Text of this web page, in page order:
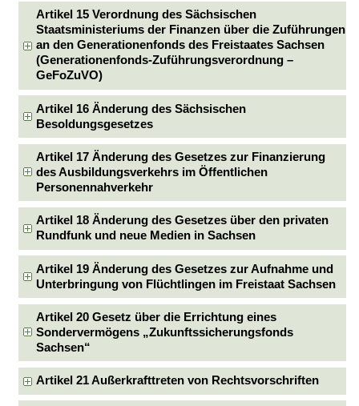
Artikel 15 Verordnung des Sächsischen
Staatsministeriums der Finanzen über die Zuführungen
an den Generationenfonds des Freistaates Sachsen
(Generationenfonds-Zuführungsverordnung –
GeFoZuVO)
Artikel 16 Änderung des Sächsischen
Besoldungsgesetzes
Artikel 17 Änderung des Gesetzes zur Finanzierung
des Ausbildungsverkehrs im Öffentlichen
Personennahverkehr
Artikel 18 Änderung des Gesetzes über den privaten
Rundfunk und neue Medien in Sachsen
Artikel 19 Änderung des Gesetzes zur Aufnahme und
Unterbringung von Flüchtlingen im Freistaat Sachsen
Artikel 20 Gesetz über die Errichtung eines
Sondervermögens „Zukunftssicherungsfonds
Sachsen“
Artikel 21 Außerkrafttreten von Rechtsvorschriften